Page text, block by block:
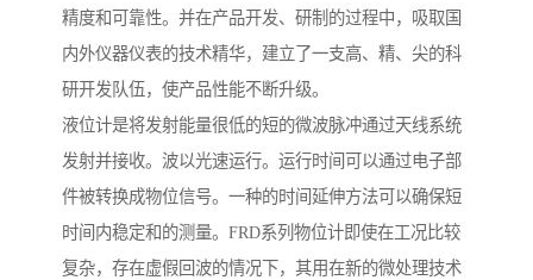
精度和可靠性。并在产品开发、研制的过程中，吸取国
内外仪器仪表的技术精华，建立了一支高、精、尖的科
研开发队伍，使产品性能不断升级。
液位计是将发射能量很低的短的微波脉冲通过天线系统
发射并接收。波以光速运行。运行时间可以通过电子部
件被转换成物位信号。一种的时间延伸方法可以确保短
时间内稳定和的测量。FRD系列物位计即使在工况比较
复杂，存在虚假回波的情况下，其用在新的微处理技术